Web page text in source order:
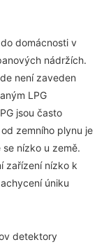
domácnosti v
nádržích.
není zaveden
LPG
jsou často
zemního plynu je
nízko u země.
zařízení nízko k
úniku
detektory